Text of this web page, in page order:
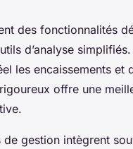
des fonctionnalités
d’analyse
les encaissements et
offre une
gestion intègrent